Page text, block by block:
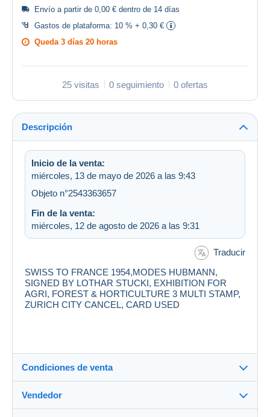
Envío a partir de 0,00 € dentro de 14 días
Gastos de plataforma: 10 % + 0,30 €
Queda 3 días 20 horas
25 visitas 0 seguimiento 0 ofertas
Descripción
Inicio de la venta:
miércoles, 13 de mayo de 2026 a las 9:43
Objeto n°2543363657
Fin de la venta:
miércoles, 12 de agosto de 2026 a las 9:31
Traducir
SWISS TO FRANCE 1954,MODES HUBMANN,
SIGNED BY LOTHAR STUCKI, EXHIBITION FOR
AGRI, FOREST & HORTICULTURE 3 MULTI STAMP,
ZURICH CITY CANCEL, CARD USED
Condiciones de venta
Vendedor